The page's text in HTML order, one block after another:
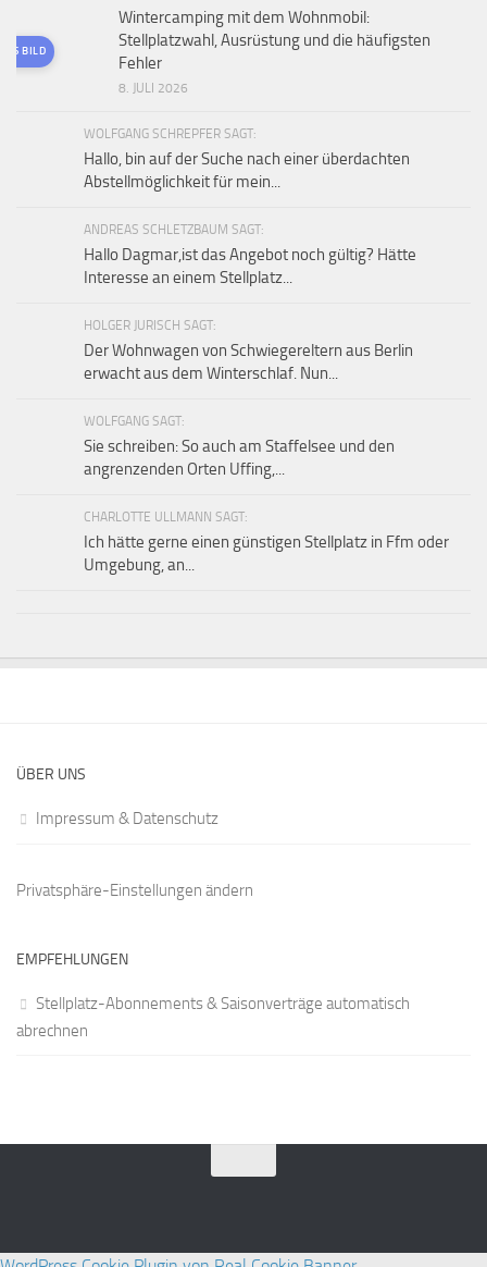
BILD
Wintercamping mit dem Wohnmobil:
Stellplatzwahl, Ausrüstung und die häufigsten
Fehler
8. JULI 2026
WOLFGANG SCHREPFER SAGT:
Hallo, bin auf der Suche nach einer überdachten
Abstellmöglichkeit für mein...
ANDREAS SCHLETZBAUM SAGT:
Hallo Dagmar,ist das Angebot noch gültig? Hätte
Interesse an einem Stellplatz...
HOLGER JURISCH SAGT:
Der Wohnwagen von Schwiegereltern aus Berlin
erwacht aus dem Winterschlaf. Nun...
WOLFGANG SAGT:
Sie schreiben: So auch am Staffelsee und den
angrenzenden Orten Uffing,...
CHARLOTTE ULLMANN SAGT:
Ich hätte gerne einen günstigen Stellplatz in Ffm oder
Umgebung, an...
ÜBER UNS
Impressum & Datenschutz
Privatsphäre-Einstellungen ändern
EMPFEHLUNGEN
Stellplatz-Abonnements & Saisonverträge automatisch
abrechnen